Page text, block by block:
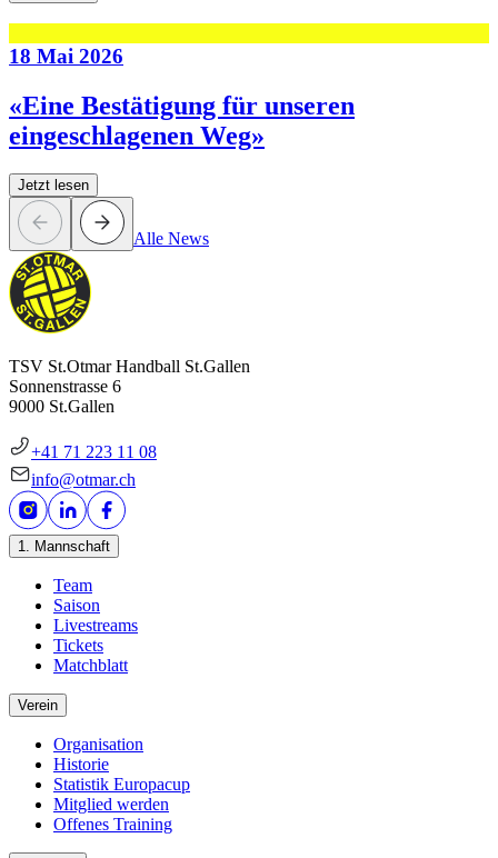
18 Mai 2026
«Eine Bestätigung für unseren
eingeschlagenen Weg»
Jetzt lesen
Alle News
TSV St.Otmar Handball St.Gallen
Sonnenstrasse 6
9000 St.Gallen
+41 71 223 11 08
info@otmar.ch
1. Mannschaft
Team
Saison
Livestreams
Tickets
Matchblatt
Verein
Organisation
Historie
Statistik Europacup
Mitglied werden
Offenes Training